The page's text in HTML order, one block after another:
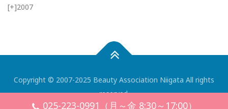
[+]2007
Copyright © 2007-2025 Beauty Association Niigata All rights
reserved.
025-223-0991（月～金 8:30～17:00）